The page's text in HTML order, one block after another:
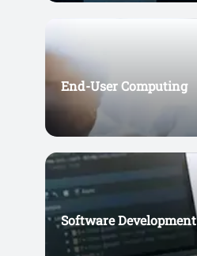
End-User Computing
Software Development